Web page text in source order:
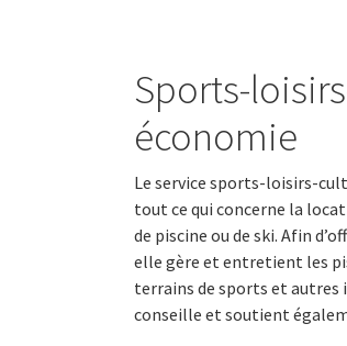
Sports-
économie
Le service sports-loisirs-
tout ce qui concerne la
de piscine ou de ski. Afin
elle gère et entretient les
terrains de sports et
conseille et soutient